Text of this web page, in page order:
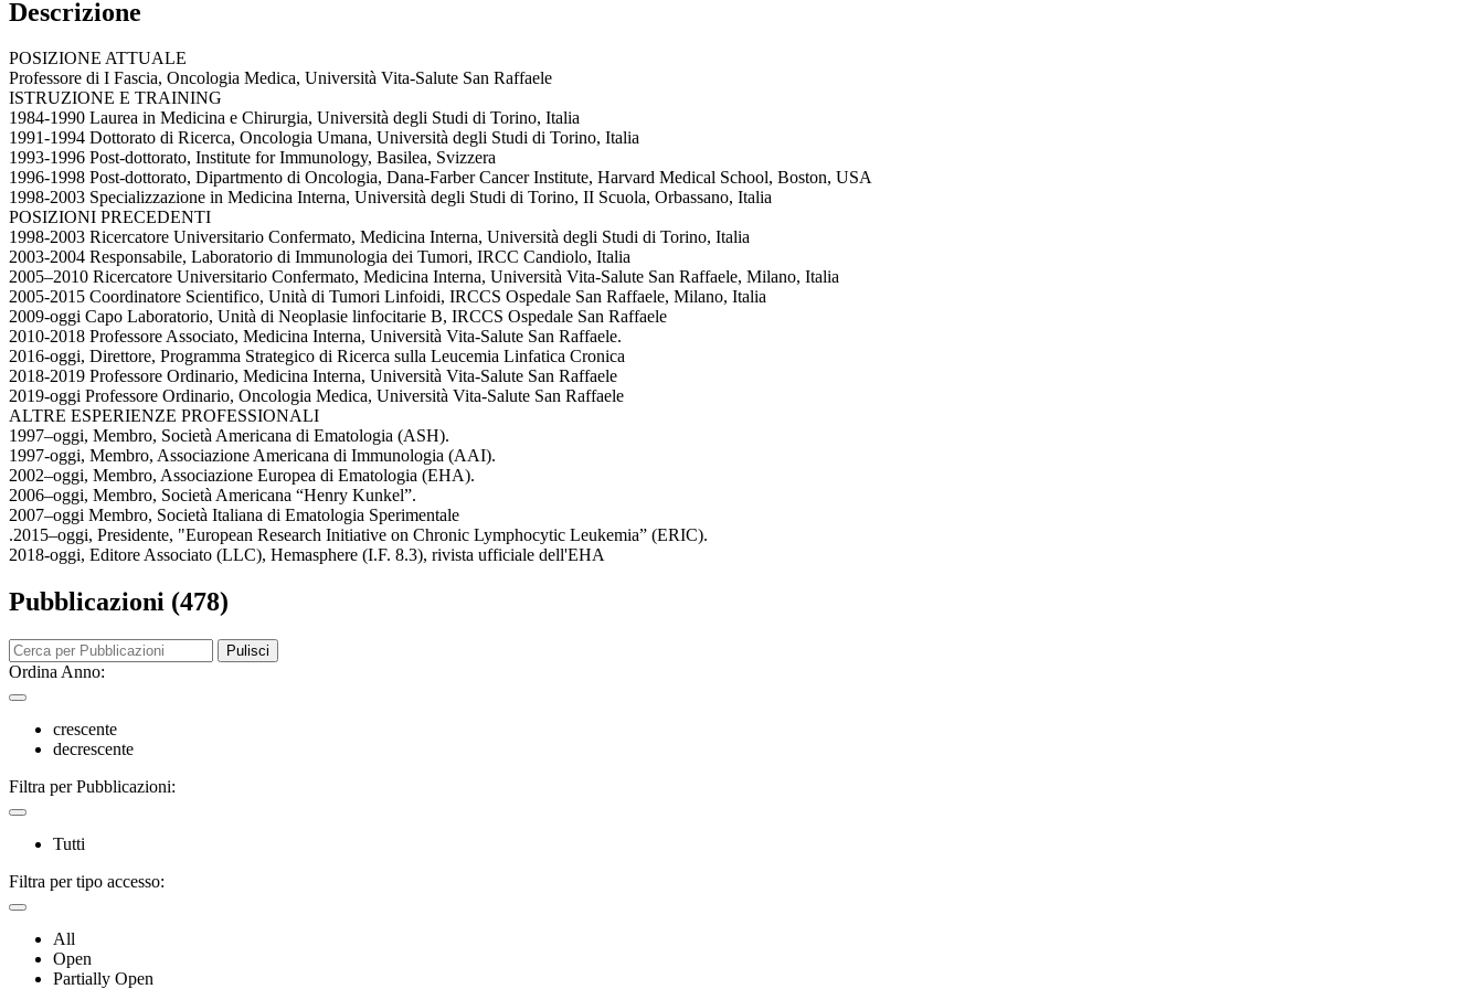
Descrizione
POSIZIONE ATTUALE
Professore di I Fascia, Oncologia Medica, Università Vita-Salute San Raffaele
ISTRUZIONE E TRAINING
1984-1990 Laurea in Medicina e Chirurgia, Università degli Studi di Torino, Italia
1991-1994 Dottorato di Ricerca, Oncologia Umana, Università degli Studi di Torino, Italia
1993-1996 Post-dottorato, Institute for Immunology, Basilea, Svizzera
1996-1998 Post-dottorato, Dipartmento di Oncologia, Dana-Farber Cancer Institute, Harvard Medical School, Boston, USA
1998-2003 Specializzazione in Medicina Interna, Università degli Studi di Torino, II Scuola, Orbassano, Italia
POSIZIONI PRECEDENTI
1998-2003 Ricercatore Universitario Confermato, Medicina Interna, Università degli Studi di Torino, Italia
2003-2004 Responsabile, Laboratorio di Immunologia dei Tumori, IRCC Candiolo, Italia
2005–2010 Ricercatore Universitario Confermato, Medicina Interna, Università Vita-Salute San Raffaele, Milano, Italia
2005-2015 Coordinatore Scientifico, Unità di Tumori Linfoidi, IRCCS Ospedale San Raffaele, Milano, Italia
2009-oggi Capo Laboratorio, Unità di Neoplasie linfocitarie B, IRCCS Ospedale San Raffaele
2010-2018 Professore Associato, Medicina Interna, Università Vita-Salute San Raffaele.
2016-oggi, Direttore, Programma Strategico di Ricerca sulla Leucemia Linfatica Cronica
2018-2019 Professore Ordinario, Medicina Interna, Università Vita-Salute San Raffaele
2019-oggi Professore Ordinario, Oncologia Medica, Università Vita-Salute San Raffaele
ALTRE ESPERIENZE PROFESSIONALI
1997–oggi, Membro, Società Americana di Ematologia (ASH).
1997-oggi, Membro, Associazione Americana di Immunologia (AAI).
2002–oggi, Membro, Associazione Europea di Ematologia (EHA).
2006–oggi, Membro, Società Americana “Henry Kunkel”.
2007–oggi Membro, Società Italiana di Ematologia Sperimentale
.2015–oggi, Presidente, "European Research Initiative on Chronic Lymphocytic Leukemia” (ERIC).
2018-oggi, Editore Associato (LLC), Hemasphere (I.F. 8.3), rivista ufficiale dell'EHA
Pubblicazioni (478)
Pulisci
Ordina Anno:
crescente
decrescente
Filtra per Pubblicazioni:
Tutti
Filtra per tipo accesso:
All
Open
Partially Open